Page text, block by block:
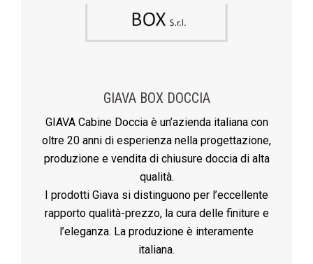
GIAVA BOX DOCCIA
GIAVA Cabine Doccia è un’azienda italiana con
oltre 20 anni di esperienza nella progettazione,
produzione e vendita di chiusure doccia di alta
qualità.
I prodotti Giava si distinguono per l’eccellente
rapporto qualità-prezzo, la cura delle finiture e
l’eleganza. La produzione è interamente
italiana.